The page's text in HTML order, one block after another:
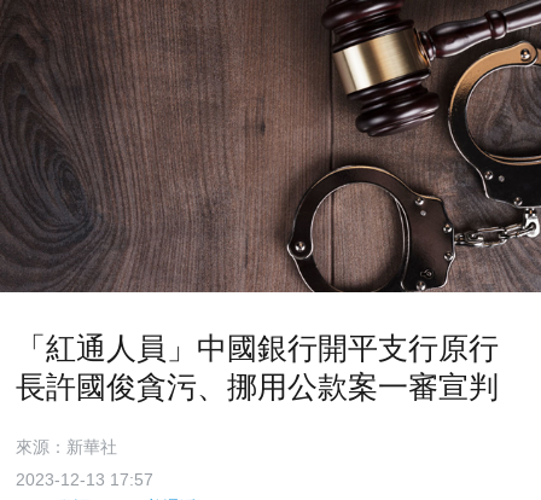
「紅通人員」中國銀行開平支行原行
長許國俊貪污、挪用公款案一審宣判
來源：新華社
2023-12-13 17:57